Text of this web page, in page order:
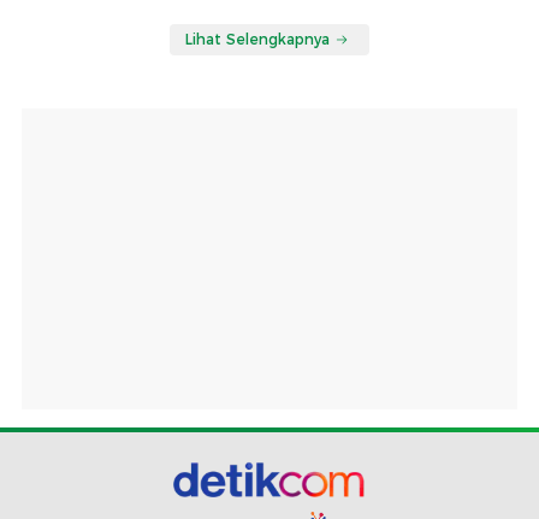
Lihat Selengkapnya